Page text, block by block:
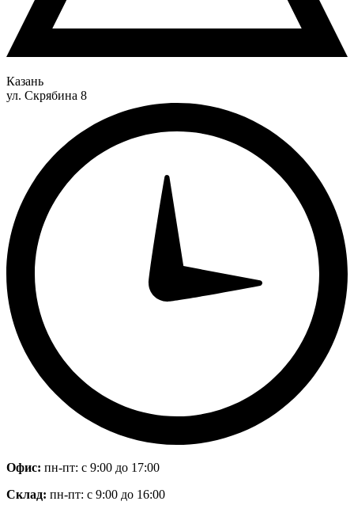
Казань
ул. Скрябина 8
Офис: пн-пт: с 9:00 до 17:00
Склад: пн-пт: с 9:00 до 16:00